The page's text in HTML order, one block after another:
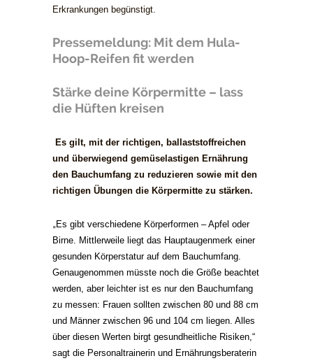
Erkrankungen begünstigt.
Pressemeldung: Mit dem Hula-
Hoop-Reifen fit werden
Stärke deine Körpermitte – lass
die Hüften kreisen
Es gilt, mit der richtigen, ballaststoffreichen
und überwiegend gemüselastigen Ernährung
den Bauchumfang zu reduzieren sowie mit den
richtigen Übungen die Körpermitte zu stärken.
„Es gibt verschiedene Körperformen – Apfel oder
Birne. Mittlerweile liegt das Hauptaugenmerk einer
gesunden Körperstatur auf dem Bauchumfang.
Genaugenommen müsste noch die Größe beachtet
werden, aber leichter ist es nur den Bauchumfang
zu messen: Frauen sollten zwischen 80 und 88 cm
und Männer zwischen 96 und 104 cm liegen. Alles
über diesen Werten birgt gesundheitliche Risiken,“
sagt die Personaltrainerin und Ernährungsberaterin